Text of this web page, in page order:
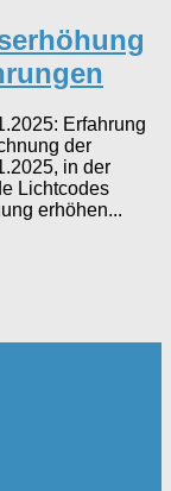
Erfahrung
der
in der
Lichtcodes
erhöhen...